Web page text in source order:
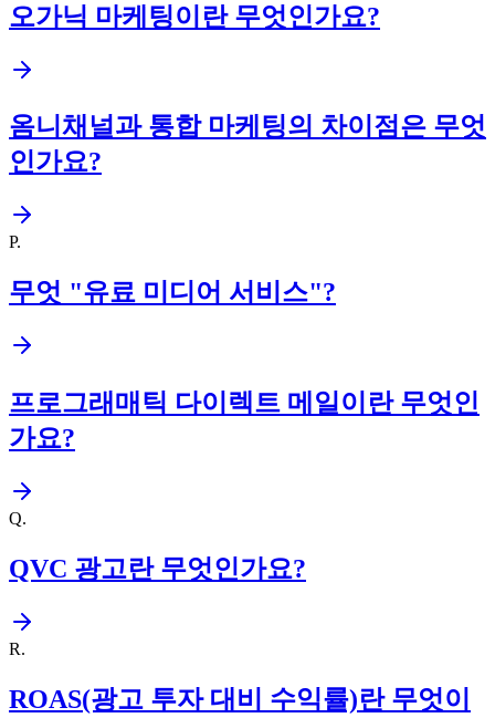
오가닉 마케팅이란 무엇인가요?
옴니채널과 통합 마케팅의 차이점은 무엇
인가요?
P.
무엇 "유료 미디어 서비스"?
프로그래매틱 다이렉트 메일이란 무엇인
가요?
Q.
QVC 광고란 무엇인가요?
R.
ROAS(광고 투자 대비 수익률)란 무엇이